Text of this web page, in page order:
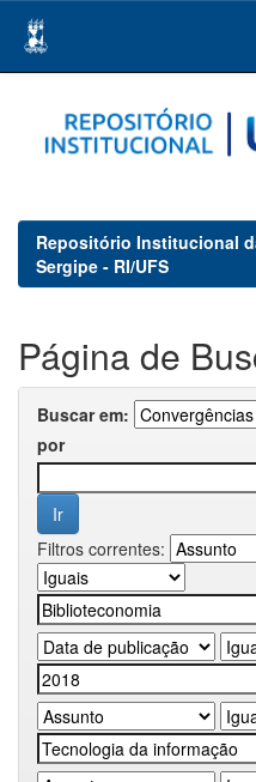
navigation
Repositório Institucional
Sergipe - RI/UFS
Página de
Buscar em:
por
Filtros correntes: